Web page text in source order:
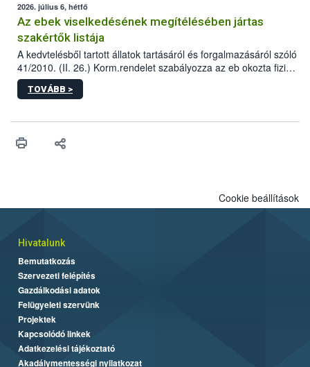
2026. július 6, hétfő
Az ebek viselkedésének megítélésében jártas
szakértők listája
A kedvtelésből tartott állatok tartásáról és forgalmazásáról szóló
41/2010. (II. 26.) Korm.rendelet szabályozza az eb okozta fizikai
sérülés, illetve ennek veszélye keletkezésekor felmerülő
hatósági feladatokat, valamint a veszélyes eb tartását és annak
vonni az ebek viselkedésének megítélésében jártas szakértőt.
TOVÁBB >
Cookie beállítások
Hivatalunk
Bemutatkozás
Szervezeti felépítés
Gazdálkodási adatok
Felügyeleti szervünk
Projektek
Kapcsolódó linkek
Adatkezelési tájékoztató
Akadálymentességi nyilatkozat